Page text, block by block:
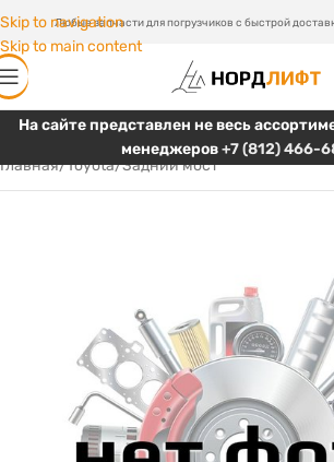
Skip to navigation
Skip to main content
Любые запчасти для погрузчиков с быстрой
На сайте представлен не весь
менеджеров+7 (812) 466-
Главная/Toyota/Задний мост